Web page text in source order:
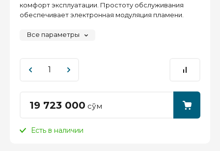
комфорт эксплуатации. Простоту обслуживания
обеспечивает электронная модуляция пламени.
Все параметры
19 723 000 сўм
Есть в наличии